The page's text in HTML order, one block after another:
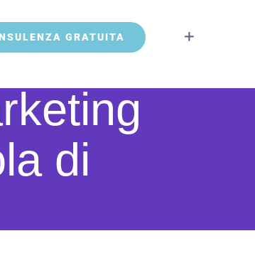
GRATUITA
di